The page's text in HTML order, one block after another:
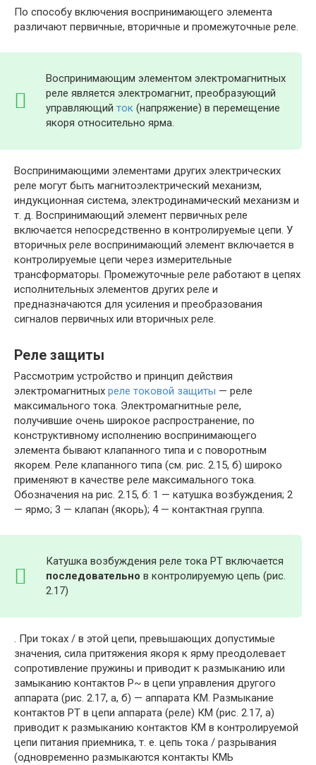
По способу включения воспринимающего элемента
различают первичные, вторичные и промежуточные реле.
Воспринимающим элементом электромагнитных
реле является электромагнит, преобразующий
управляющий ток (напряжение) в перемещение
якоря относительно ярма.
Воспринимающими элементами других электрических
реле могут быть магнитоэлектрический механизм,
индукционная система, электродинамический механизм и
т. д. Воспринимающий элемент первичных реле
включается непосредственно в контролируемые цепи. У
вторичных реле воспринимающий элемент включается в
контролируемые цепи через измерительные
трансформаторы. Промежуточные реле работают в цепях
исполнительных элементов других реле и
предназначаются для усиления и преобразования
сигналов первичных или вторичных реле.
Реле защиты
Рассмотрим устройство и принцип действия
электромагнитных реле токовой защиты — реле
максимального тока. Электромагнитные реле,
получившие очень широкое распространение, по
конструктивному исполнению воспринимающего
элемента бывают клапанного типа и с поворотным
якорем. Реле клапанного типа (см. рис. 2.15, б) широко
применяют в качестве реле максимального тока.
Обозначения на рис. 2.15, б: 1 — катушка возбуждения; 2
— ярмо; 3 — клапан (якорь); 4 — контактная группа.
Катушка возбуждения реле тока РТ включается
последовательно в контролируемую цепь (рис.
2.17)
. При токах / в этой цепи, превышающих допустимые
значения, сила притяжения якоря к ярму преодолевает
сопротивление пружины и приводит к размыканию или
замыканию контактов Р~ в цепи управления другого
аппарата (рис. 2.17, а, б) — аппарата КМ. Размыкание
контактов РТ в цепи аппарата (реле) КМ (рис. 2.17, а)
приводит к размыканию контактов КМ в контролируемой
цепи питания приемника, т. е. цепь тока / разрывания
(одновременно размыкаются контакты КМЬ